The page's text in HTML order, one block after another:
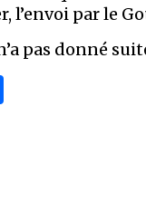
l’envoi par le
pas donné